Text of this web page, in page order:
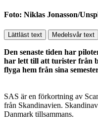
Foto: Niklas Jonasson/
Lättläst text Medelsvår text
Den senaste tiden har
har lett till att turister från
flyga hem från sina
SAS är en förkortning av
från Skandinavien.
Danmark tillsammans.